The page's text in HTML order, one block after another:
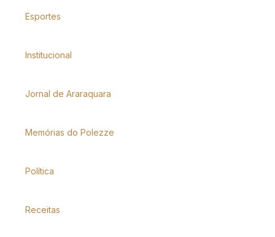
Esportes
Institucional
Jornal de Araraquara
Memórias do Polezze
Política
Receitas